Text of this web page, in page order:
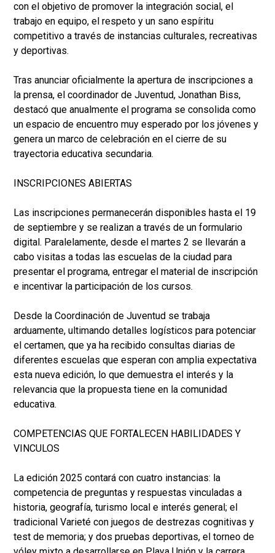
con el objetivo de promover la integración social, el
trabajo en equipo, el respeto y un sano espíritu
competitivo a través de instancias culturales, recreativas
y deportivas.
Tras anunciar oficialmente la apertura de inscripciones a
la prensa, el coordinador de Juventud, Jonathan Biss,
destacó que anualmente el programa se consolida como
un espacio de encuentro muy esperado por los jóvenes y
genera un marco de celebración en el cierre de su
trayectoria educativa secundaria.
INSCRIPCIONES ABIERTAS
Las inscripciones permanecerán disponibles hasta el 19
de septiembre y se realizan a través de un formulario
digital. Paralelamente, desde el martes 2 se llevarán a
cabo visitas a todas las escuelas de la ciudad para
presentar el programa, entregar el material de inscripción
e incentivar la participación de los cursos.
Desde la Coordinación de Juventud se trabaja
arduamente, ultimando detalles logísticos para potenciar
el certamen, que ya ha recibido consultas diarias de
diferentes escuelas que esperan con amplia expectativa
esta nueva edición, lo que demuestra el interés y la
relevancia que la propuesta tiene en la comunidad
educativa.
COMPETENCIAS QUE FORTALECEN HABILIDADES Y
VINCULOS
La edición 2025 contará con cuatro instancias: la
competencia de preguntas y respuestas vinculadas a
historia, geografía, turismo local e interés general; el
tradicional Varieté con juegos de destrezas cognitivas y
test de memoria; y dos pruebas deportivas, el torneo de